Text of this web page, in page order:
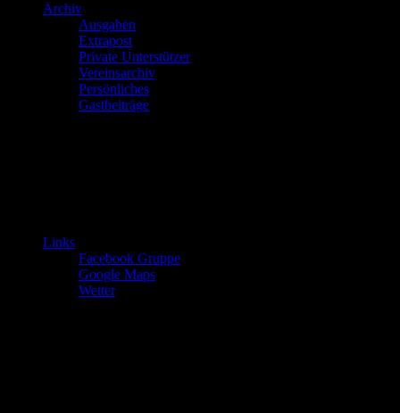
Archiv
Ausgaben
Extrapost
Private Unterstützer
Vereinsarchiv
Persönliches
Gastbeiträge
Links
Facebook Gruppe
Google Maps
Wetter